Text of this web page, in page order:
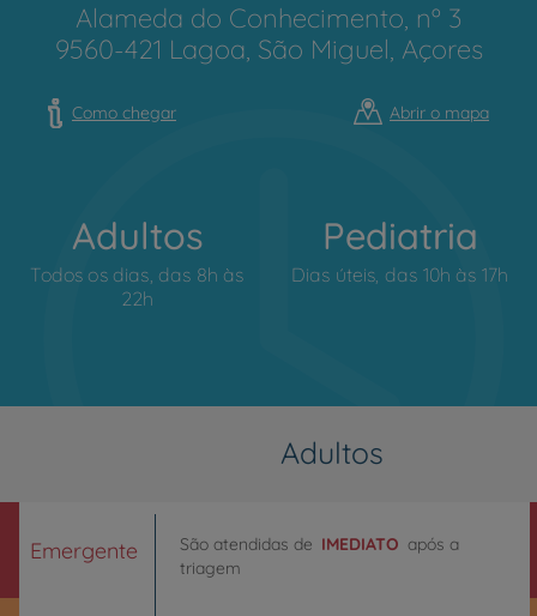
Alameda do Conhecimento, nº 3
9560-421 Lagoa, São Miguel, Açores
Como chegar Abrir o mapa
Adultos
Todos os dias, das 8h às
22h
Pediatria
Dias úteis, das 10h às 17h
Adultos
Emergente São atendidas de IMEDIATO após a
triagem